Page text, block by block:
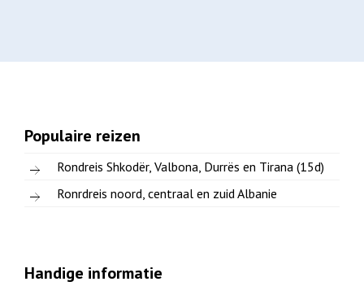
Populaire reizen
Rondreis Shkodër, Valbona, Durrës en Tirana (15d)
Ronrdreis noord, centraal en zuid Albanie
Handige informatie